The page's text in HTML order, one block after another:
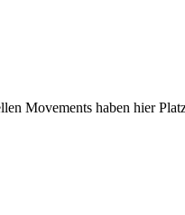
Movements haben hier